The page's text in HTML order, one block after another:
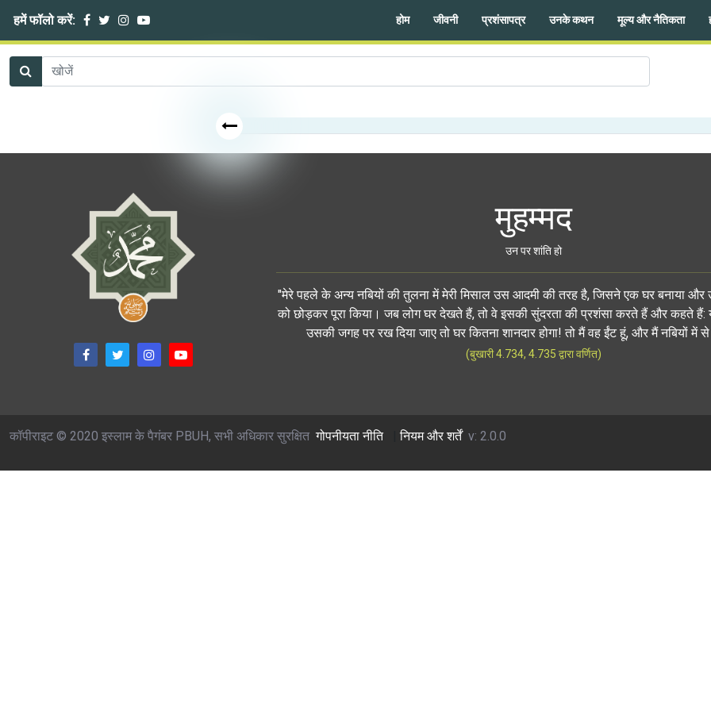
हमें फॉलो करें: होम जीवनी प्रशंसापत्र उनके कथन मूल्य और नैतिकता
मुहम्मद
उन पर शांति हो
"मेरे पहले के अन्य नबियों की तुलना में मेरी मिसाल उस आदमी की तरह है, जिसने एक घर बनाया और
को छोड़कर पूरा किया। जब लोग घर देखते हैं, तो वे इसकी सुंदरता की प्रशंसा करते हैं और कहते हैं:
उसकी जगह पर रख दिया जाए तो घर कितना शानदार होगा! तो मैं वह ईंट हूं, और मैं नबियों में
(बुखारी 4.734, 4.735 द्वारा वर्णित)
कॉपीराइट © 2020 इस्लाम के पैगंबर PBUH, सभी अधिकार सुरक्षित गोपनीयता नीति |नियम और शर्तें v: 2.0.0